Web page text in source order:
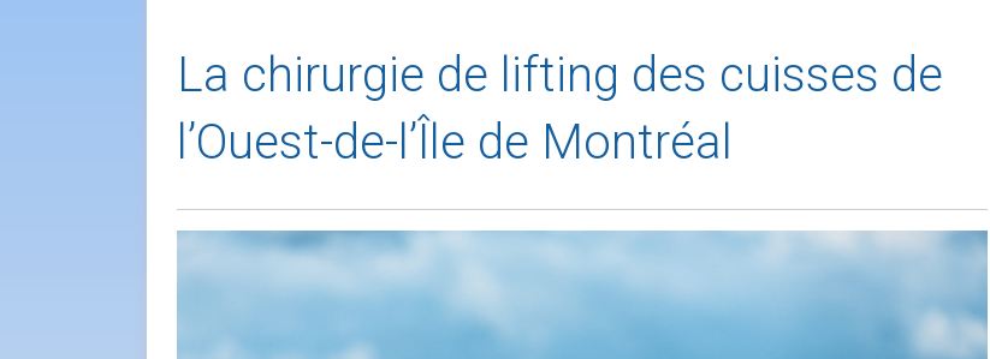
La chirurgie de lifting des cuisses de
l’Ouest-de-l’Île de Montréal